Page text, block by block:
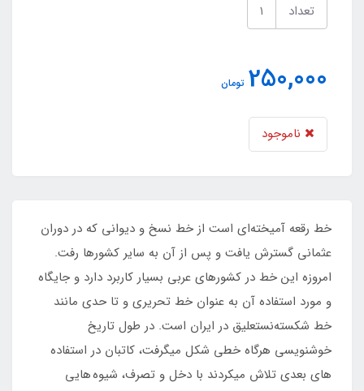
تعداد
250,000 تومان
ناموجود
خط رقعه آمیخته‌ای است از خط نسخ و دیوانی که در دوران
عثمانی گسترش یافت و پس از آن به سایر کشورها رفت.
امروزه این خط در کشورهای عربی بسیار کاربرد دارد و جایگاه
و مورد استفاده آن به عنوان خط تحریری و تا حدی مانند
خط شکسته‌نستعلیق در ایران است. در طول تاریخ
خوشنویسی هرگاه خطی شکل می­گرفت، کاتبان در استفاده
های بعدی تلاش می­کردند با دخل و تصرف، شیوه هایی